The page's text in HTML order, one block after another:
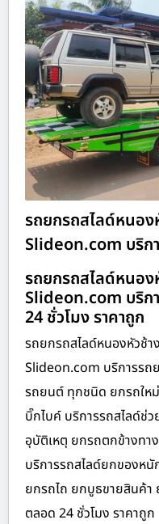
รถยกรถสไลด์หนอง
Slideon.com บริก
รถยกรถสไลด์หนอง
Slideon.com บริก
24 ชั่วโมง ราคาถูก
รถยกรถสไลด์หนองหัวช้า
Slideon.com บริการรถ
รถยนต์ ทุกชนิด ยกรถให
บิ๊กไบค์ บริการรถสไลด์ช่
อุบัติเหตุ ยกรถตกข้างทา
บริการรถสไลด์ยกของห
ยกรถไถ ยกบูธขายสินค้า
ตลอด 24 ชั่วโมง ราคาถูก